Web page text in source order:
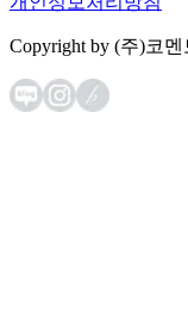
Copyright by (주)코멘